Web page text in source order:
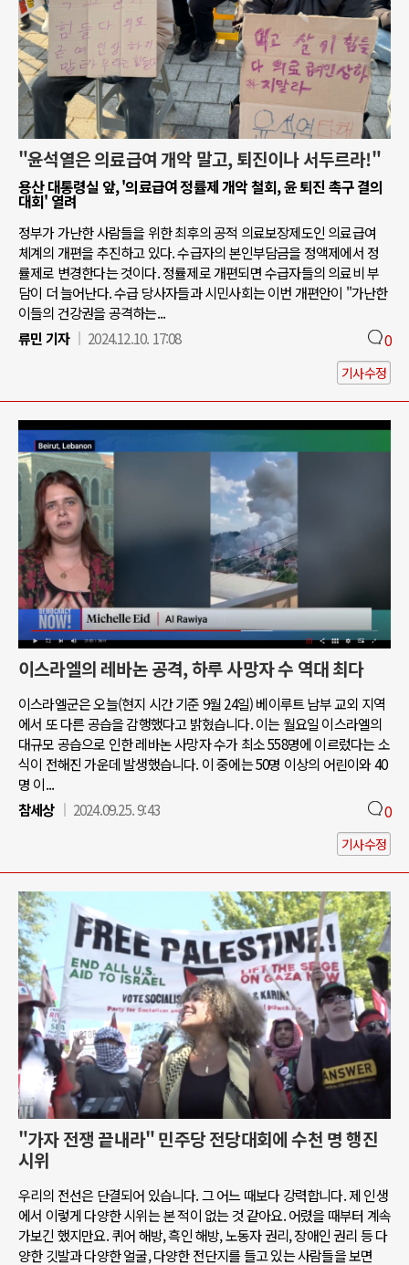
"윤석열은 의료급여 개악 말고, 퇴진이나 서두르라!"
용산 대통령실 앞, '의료급여 정률제 개악 철회, 윤 퇴진 촉구 결의
대회' 열려
정부가 가난한 사람들을 위한 최후의 공적 의료보장제도인 의료급여
체계의 개편을 추진하고 있다. 수급자의 본인부담금을 정액제에서 정
률제로 변경한다는 것이다. 정률제로 개편되면 수급자들의 의료비 부
담이 더 늘어난다. 수급 당사자들과 시민사회는 이번 개편안이 "가난한
이들의 건강권을 공격하는...
류민 기자
2024.12.10. 17:08 0
기사수정
이스라엘의 레바논 공격, 하루 사망자 수 역대 최다
이스라엘군은 오늘(현지 시간 기준 9월 24일) 베이루트 남부 교외 지역
에서 또 다른 공습을 감행했다고 밝혔습니다. 이는 월요일 이스라엘의
대규모 공습으로 인한 레바논 사망자 수가 최소 558명에 이르렀다는 소
식이 전해진 가운데 발생했습니다. 이 중에는 50명 이상의 어린이와 40
명 이...
참세상
2024.09.25. 9:43 0
기사수정
"가자 전쟁 끝내라" 민주당 전당대회에 수천 명 행진
시위
우리의 전선은 단결되어 있습니다. 그 어느 때보다 강력합니다. 제 인생
에서 이렇게 다양한 시위는 본 적이 없는 것 같아요. 어렸을 때부터 계속
가보긴 했지만요. 퀴어 해방, 흑인 해방, 노동자 권리, 장애인 권리 등 다
양한 깃발과 다양한 얼굴, 다양한 전단지를 들고 있는 사람들을 보면